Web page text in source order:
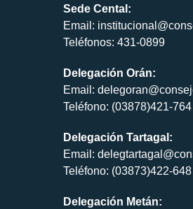
Sede Cental:
Email:
Teléfonos: 431-0899
Delegación Orán:
Email:
Teléfono: (03878)421-764
Delegación Tartagal:
Email:
Teléfono: (03873)422-648
Delegación Metán: